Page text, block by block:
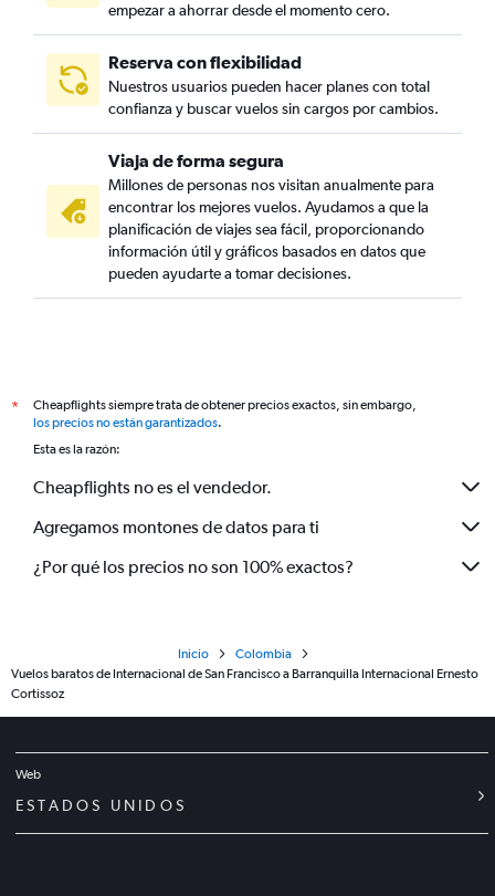
empezar a ahorrar desde el momento cero.
Reserva con flexibilidad
Nuestros usuarios pueden hacer planes con total
confianza y buscar vuelos sin cargos por cambios.
Viaja de forma segura
Millones de personas nos visitan anualmente para
encontrar los mejores vuelos. Ayudamos a que la
planificación de viajes sea fácil, proporcionando
información útil y gráficos basados en datos que
pueden ayudarte a tomar decisiones.
*
Cheapflights siempre trata de obtener precios exactos, sin embargo,
los precios no están garantizados.
Esta es la razón:
Cheapflights no es el vendedor.
Agregamos montones de datos para ti
¿Por qué los precios no son 100% exactos?
Inicio
Colombia
Vuelos baratos de Internacional de San Francisco a Barranquilla Internacional Ernesto
Cortissoz
Web
ESTADOS UNIDOS